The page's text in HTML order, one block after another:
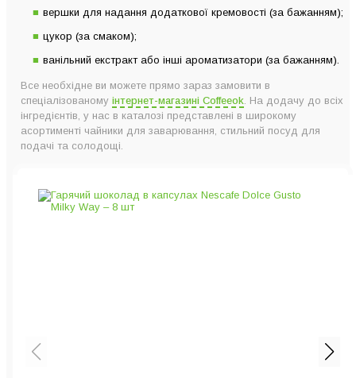
вершки для надання додаткової кремовості (за бажанням);
цукор (за смаком);
ванільний екстракт або інші ароматизатори (за бажанням).
Все необхідне ви можете прямо зараз замовити в
спеціалізованому інтернет-магазині Coffeeok . На додачу до всіх
інгредієнтів, у нас в каталозі представлені в широкому
асортименті чайники для заварювання, стильний посуд для
подачі та солодощі.